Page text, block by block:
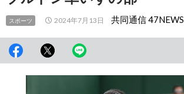
スポーツ 2024年7月13日 共同通信 47NEWS